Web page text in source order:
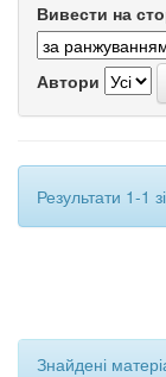
Вивести на
Автори
Результати 1-1
Знайдені